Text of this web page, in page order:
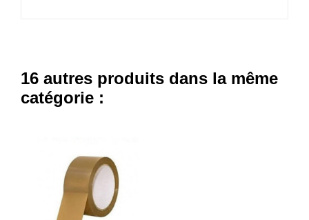
16 autres produits dans la même
catégorie :